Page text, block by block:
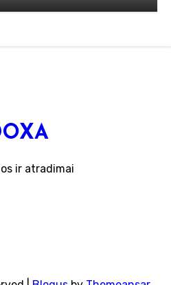
ir atradimai